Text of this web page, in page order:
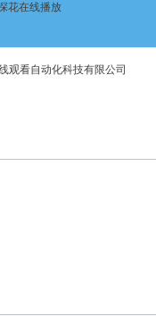
花在线播放